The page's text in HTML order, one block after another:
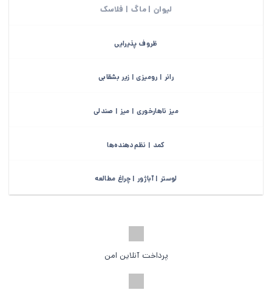
لیوان | ماگ | فلاسک
ظروف پذیرایی
رانر | رومیزی | زیر بشقابی
میز ناهارخوری | میز | صندلی
کمد | نظم‌دهنده‌ها
لوستر | آباژور | چراغ مطالعه
پرداخت آنلاین امن